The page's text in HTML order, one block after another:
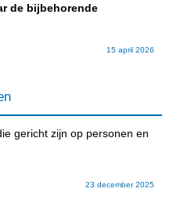
de bijbehorende
15 april 2026
gericht zijn op personen en
23 december 2025